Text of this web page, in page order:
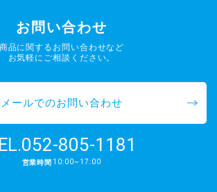
お問い合わせ
商品に関するお問い合わせなど
お気軽にご相談ください。
メールでのお問い合わせ
052-805-1181
営業時間 10:00~17:00